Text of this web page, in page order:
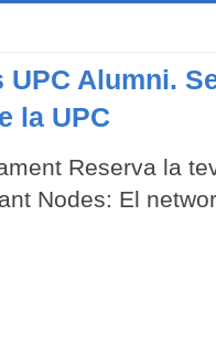
Alumni.
la UPC
Reserva la
Nodes: El